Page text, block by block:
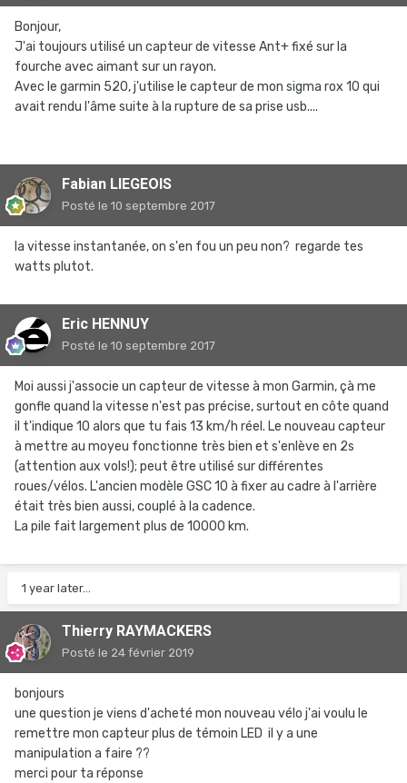
Bonjour,
J'ai toujours utilisé un capteur de vitesse Ant+ fixé sur la
fourche avec aimant sur un rayon.
Avec le garmin 520, j'utilise le capteur de mon sigma rox 10 qui
avait rendu l'âme suite à la rupture de sa prise usb....
Fabian LIEGEOIS
Posté le 10 septembre 2017
la vitesse instantanée, on s'en fou un peu non? regarde tes
watts plutot.
Eric HENNUY
Posté le 10 septembre 2017
Moi aussi j'associe un capteur de vitesse à mon Garmin, çà me
gonfle quand la vitesse n'est pas précise, surtout en côte quand
il t'indique 10 alors que tu fais 13 km/h réel. Le nouveau capteur
à mettre au moyeu fonctionne très bien et s'enlève en 2s
(attention aux vols!); peut être utilisé sur différentes
roues/vélos. L'ancien modèle GSC 10 à fixer au cadre à l'arrière
était très bien aussi, couplé à la cadence.
La pile fait largement plus de 10000 km.
1 year later...
Thierry RAYMACKERS
Posté le 24 février 2019
bonjours
une question je viens d'acheté mon nouveau vélo j'ai voulu le
remettre mon capteur plus de témoin LED il y a une
manipulation a faire ??
merci pour ta réponse